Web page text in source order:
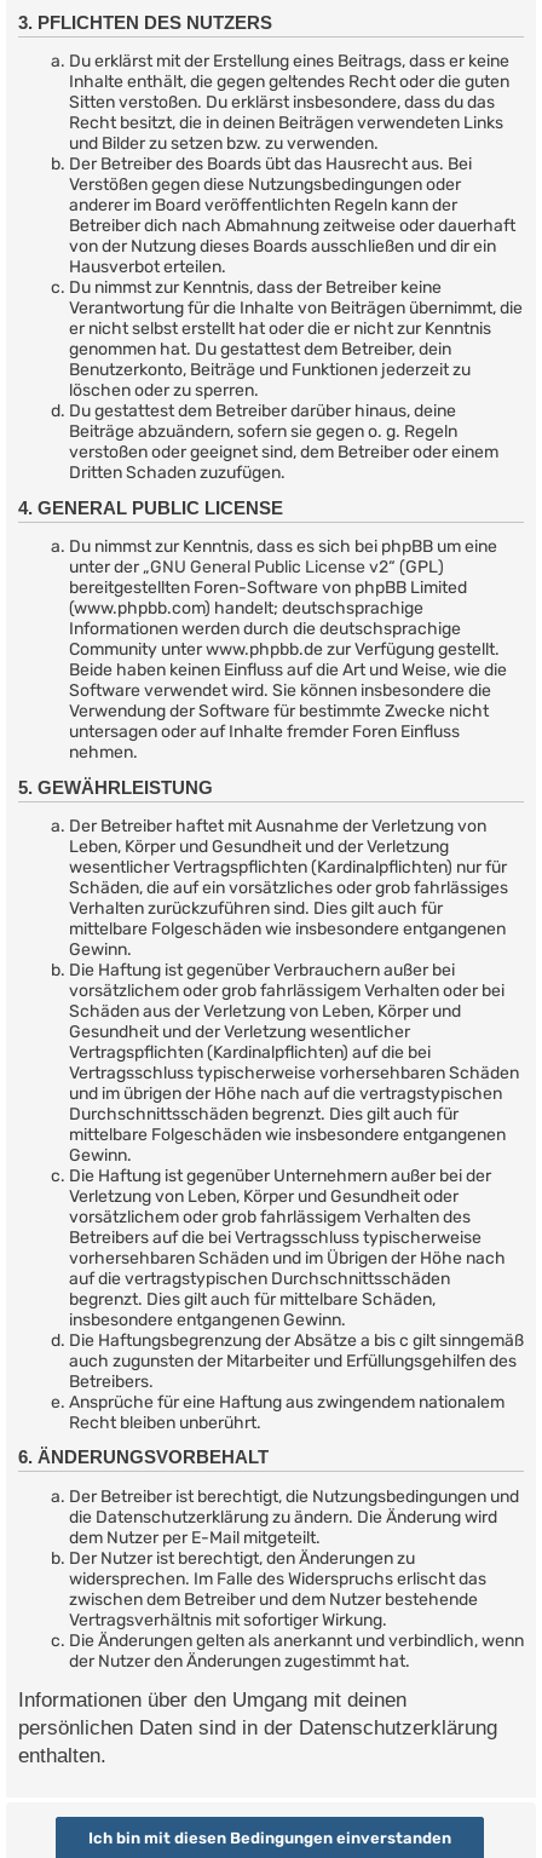
3. PFLICHTEN DES NUTZERS
Du erklärst mit der Erstellung eines Beitrags, dass er keine
Inhalte enthält, die gegen geltendes Recht oder die guten
Sitten verstoßen. Du erklärst insbesondere, dass du das
Recht besitzt, die in deinen Beiträgen verwendeten Links
und Bilder zu setzen bzw. zu verwenden.
Der Betreiber des Boards übt das Hausrecht aus. Bei
Verstößen gegen diese Nutzungsbedingungen oder
anderer im Board veröffentlichten Regeln kann der
Betreiber dich nach Abmahnung zeitweise oder dauerhaft
von der Nutzung dieses Boards ausschließen und dir ein
Hausverbot erteilen.
Du nimmst zur Kenntnis, dass der Betreiber keine
Verantwortung für die Inhalte von Beiträgen übernimmt, die
er nicht selbst erstellt hat oder die er nicht zur Kenntnis
genommen hat. Du gestattest dem Betreiber, dein
Benutzerkonto, Beiträge und Funktionen jederzeit zu
löschen oder zu sperren.
Du gestattest dem Betreiber darüber hinaus, deine
Beiträge abzuändern, sofern sie gegen o. g. Regeln
verstoßen oder geeignet sind, dem Betreiber oder einem
Dritten Schaden zuzufügen.
4. GENERAL PUBLIC LICENSE
Du nimmst zur Kenntnis, dass es sich bei phpBB um eine
unter der „GNU General Public License v2“ (GPL)
bereitgestellten Foren-Software von phpBB Limited
(www.phpbb.com) handelt; deutschsprachige
Informationen werden durch die deutschsprachige
Community unter www.phpbb.de zur Verfügung gestellt.
Beide haben keinen Einfluss auf die Art und Weise, wie die
Software verwendet wird. Sie können insbesondere die
Verwendung der Software für bestimmte Zwecke nicht
untersagen oder auf Inhalte fremder Foren Einfluss
nehmen.
5. GEWÄHRLEISTUNG
Der Betreiber haftet mit Ausnahme der Verletzung von
Leben, Körper und Gesundheit und der Verletzung
wesentlicher Vertragspflichten (Kardinalpflichten) nur für
Schäden, die auf ein vorsätzliches oder grob fahrlässiges
Verhalten zurückzuführen sind. Dies gilt auch für
mittelbare Folgeschäden wie insbesondere entgangenen
Gewinn.
Die Haftung ist gegenüber Verbrauchern außer bei
vorsätzlichem oder grob fahrlässigem Verhalten oder bei
Schäden aus der Verletzung von Leben, Körper und
Gesundheit und der Verletzung wesentlicher
Vertragspflichten (Kardinalpflichten) auf die bei
Vertragsschluss typischerweise vorhersehbaren Schäden
und im übrigen der Höhe nach auf die vertragstypischen
Durchschnittsschäden begrenzt. Dies gilt auch für
mittelbare Folgeschäden wie insbesondere entgangenen
Gewinn.
Die Haftung ist gegenüber Unternehmern außer bei der
Verletzung von Leben, Körper und Gesundheit oder
vorsätzlichem oder grob fahrlässigem Verhalten des
Betreibers auf die bei Vertragsschluss typischerweise
vorhersehbaren Schäden und im Übrigen der Höhe nach
auf die vertragstypischen Durchschnittsschäden
begrenzt. Dies gilt auch für mittelbare Schäden,
insbesondere entgangenen Gewinn.
Die Haftungsbegrenzung der Absätze a bis c gilt sinngemäß
auch zugunsten der Mitarbeiter und Erfüllungsgehilfen des
Betreibers.
Ansprüche für eine Haftung aus zwingendem nationalem
Recht bleiben unberührt.
6. ÄNDERUNGSVORBEHALT
Der Betreiber ist berechtigt, die Nutzungsbedingungen und
die Datenschutzerklärung zu ändern. Die Änderung wird
dem Nutzer per E-Mail mitgeteilt.
Der Nutzer ist berechtigt, den Änderungen zu
widersprechen. Im Falle des Widerspruchs erlischt das
zwischen dem Betreiber und dem Nutzer bestehende
Vertragsverhältnis mit sofortiger Wirkung.
Die Änderungen gelten als anerkannt und verbindlich, wenn
der Nutzer den Änderungen zugestimmt hat.
Informationen über den Umgang mit deinen
persönlichen Daten sind in der Datenschutzerklärung
enthalten.